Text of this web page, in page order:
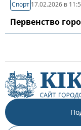
Спорт 17.02.2026 в
Первенство